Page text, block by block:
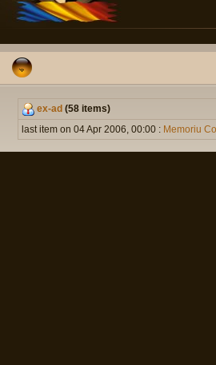
ex-ad (58 items)
last item on 04 Apr 2006, 00:00 : Memoriu